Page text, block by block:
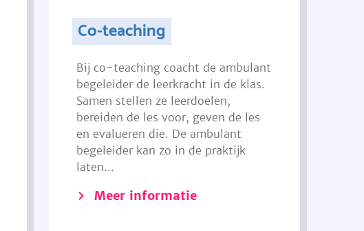
Co-teaching
Bij co-teaching coacht de ambulant
begeleider de leerkracht in de klas.
Samen stellen ze leerdoelen,
bereiden de les voor, geven de les
en evalueren die. De ambulant
begeleider kan zo in de praktijk
laten...
Meer informatie